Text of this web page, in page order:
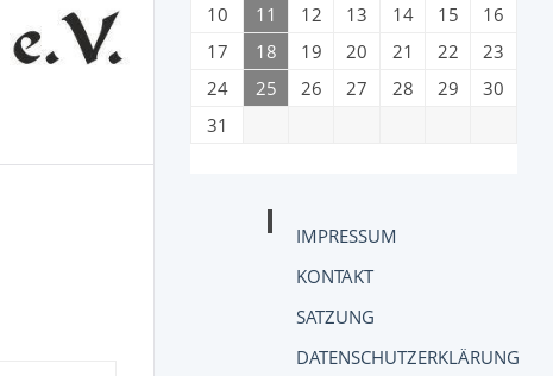
10
11 12 13 14 15
16
17
18 19 20 21 22
23
24
25 26 27 28 29
30
31
IMPRESSUM
KONTAKT
SATZUNG
DATENSCHUTZERKLÄRUNG